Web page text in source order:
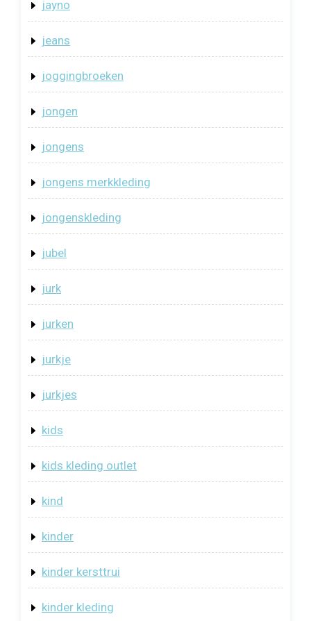
jayno
jeans
joggingbroeken
jongen
jongens
jongens merkkleding
jongenskleding
jubel
jurk
jurken
jurkje
jurkjes
kids
kids kleding outlet
kind
kinder
kinder kersttrui
kinder kleding